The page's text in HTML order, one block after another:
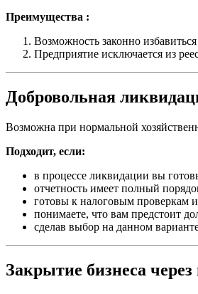
Преимущества :
Возможность законно
Предприятие исключается из
Добровольная
Возможна при нормальной
Подходит, если:
в процессе ликвидации вы
отчетность имеет полный
готовы к налоговым проверкам
понимаете, что вам предстоит
сделав выбор на данном
Закрытие бизнеса